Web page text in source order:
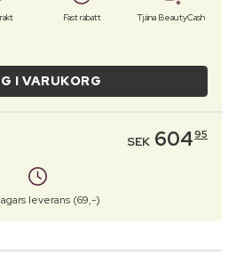
Fast rabatt Tjäna BeautyCash
I VARUKORG
SEK 60495
leverans (69,-)